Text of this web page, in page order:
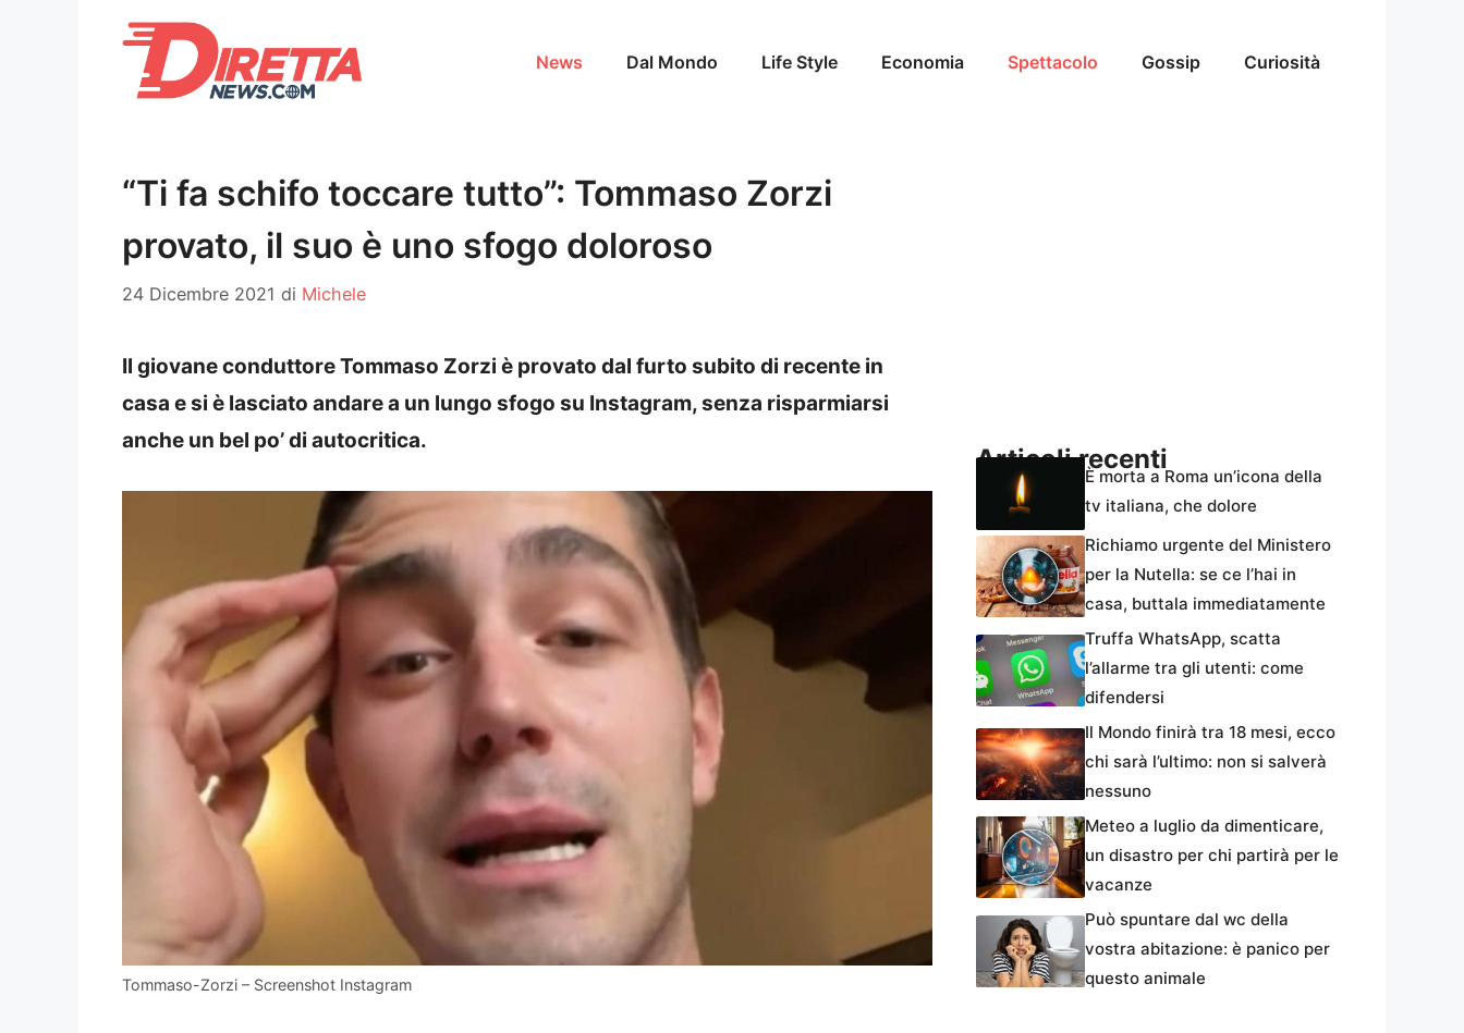
News Dal Mondo Life Style Economia Spettacolo Gossip Curiosità
“Ti fa schifo toccare tutto”: Tommaso Zorzi
provato, il suo è uno sfogo doloroso
24 Dicembre 2021 di Michele
Il giovane conduttore Tommaso Zorzi è provato dal furto subito di recente in
casa e si è lasciato andare a un lungo sfogo su Instagram, senza risparmiarsi
anche un bel po’ di autocritica.
Tommaso-Zorzi – Screenshot Instagram
Articoli recenti
È morta a Roma un’icona della
tv italiana, che dolore
Richiamo urgente del Ministero
per la Nutella: se ce l’hai in
casa, buttala immediatamente
Truffa WhatsApp, scatta
l’allarme tra gli utenti: come
difendersi
Il Mondo finirà tra 18 mesi, ecco
chi sarà l’ultimo: non si salverà
nessuno
Meteo a luglio da dimenticare,
un disastro per chi partirà per le
vacanze
Può spuntare dal wc della
vostra abitazione: è panico per
questo animale